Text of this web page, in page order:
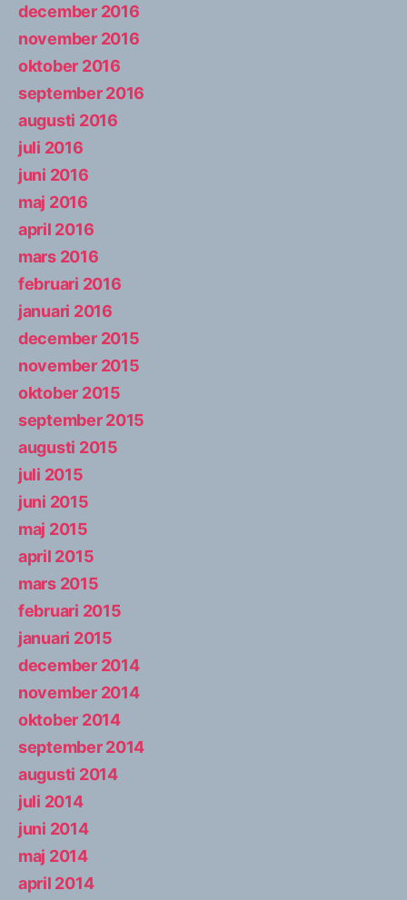
december 2016
november 2016
oktober 2016
september 2016
augusti 2016
juli 2016
juni 2016
maj 2016
april 2016
mars 2016
februari 2016
januari 2016
december 2015
november 2015
oktober 2015
september 2015
augusti 2015
juli 2015
juni 2015
maj 2015
april 2015
mars 2015
februari 2015
januari 2015
december 2014
november 2014
oktober 2014
september 2014
augusti 2014
juli 2014
juni 2014
maj 2014
april 2014